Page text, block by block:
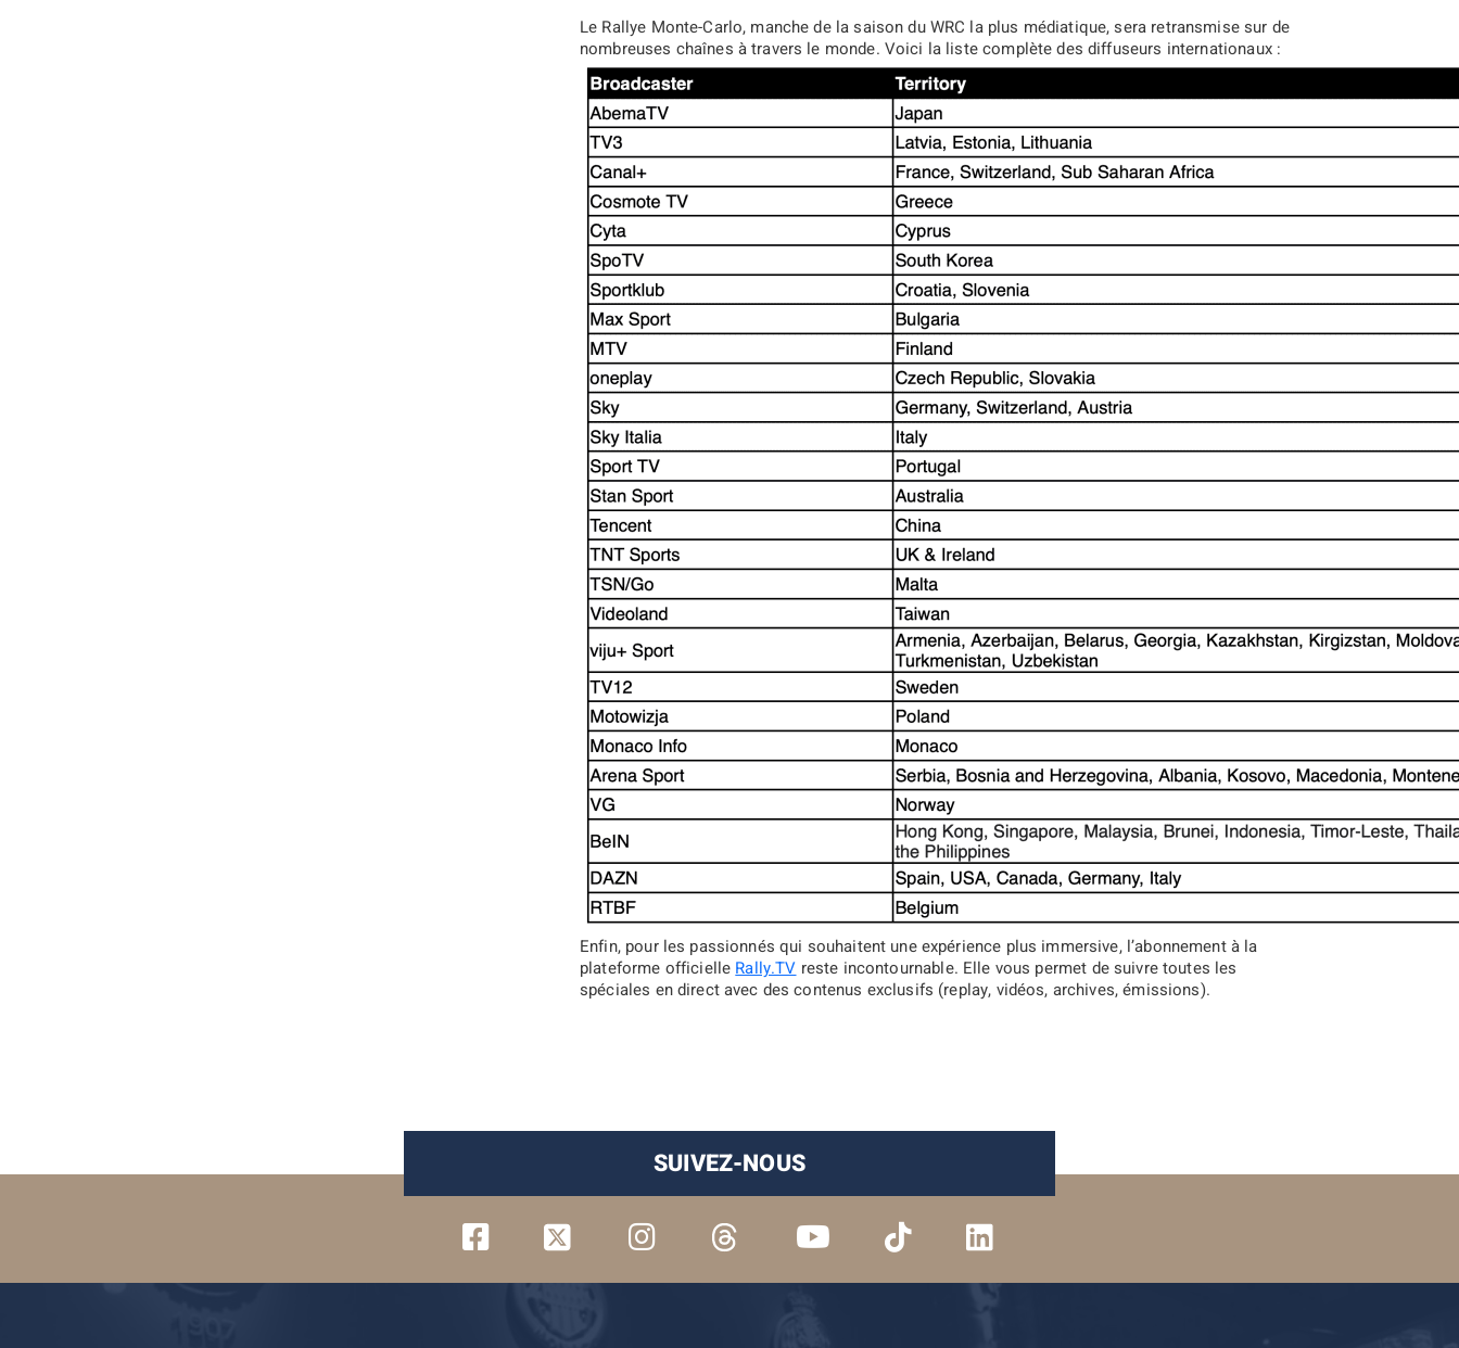
Le Rallye Monte-Carlo, manche de la saison du WRC la plus médiatique, sera retransmise sur de
nombreuses chaînes à travers le monde. Voici la liste complète des diffuseurs internationaux :
Enfin, pour les passionnés qui souhaitent une expérience plus immersive, l’abonnement à la
plateforme officielle Rally.TV reste incontournable. Elle vous permet de suivre toutes les
spéciales en direct avec des contenus exclusifs (replay, vidéos, archives, émissions).
SUIVEZ-NOUS